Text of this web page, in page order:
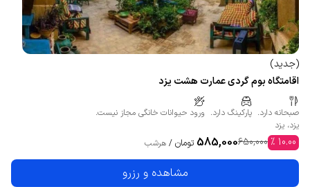
(جدید)
اقامتگاه بوم گردی عمارت هشت یزد
صبحانه دارد. پارکینگ دارد. ورود حیوانات خانگی مجاز نیست.
یزد، یزد
10.00
%
650,000
585,000 تومان / هرشب
مشاهده و رزرو